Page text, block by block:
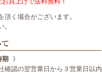
く場合がございます。
〉
確認の翌営業日から３営業日以内